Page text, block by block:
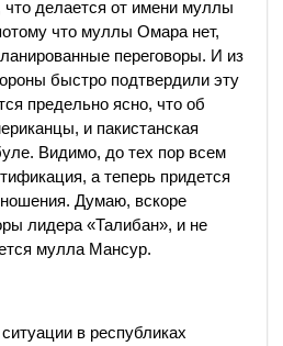
делается от имени муллы
что муллы Омара нет,
переговоры. И из
быстро подтвердили эту
предельно ясно, что об
и пакистанская
Видимо, до тех пор всем
а теперь придется
Думаю, вскоре
лидера «Талибан», и не
мулла Мансур.
в республиках